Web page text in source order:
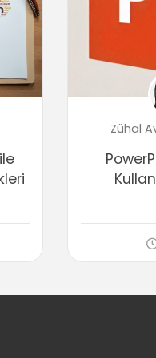
04:13
04:43
Tablo Düzenleme
Tabloda Secim
Hücre Birleştirmek ve
Satır ve Sütunları
Metni Konumlandırma
Zühal